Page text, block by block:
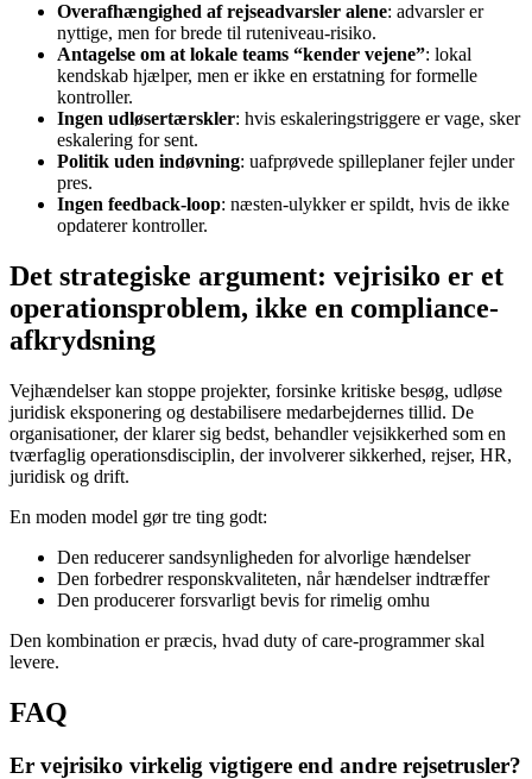
Overafhængighed af rejseadvarsler alene: advarsler er
nyttige, men for brede til ruteniveau-risiko.
Antagelse om at lokale teams “kender vejene”: lokal
kendskab hjælper, men er ikke en erstatning for formelle
kontroller.
Ingen udløsertærskler: hvis eskaleringstriggere er vage, sker
eskalering for sent.
Politik uden indøvning: uafprøvede spilleplaner fejler under
pres.
Ingen feedback-loop: næsten-ulykker er spildt, hvis de ikke
opdaterer kontroller.
Det strategiske argument: vejrisiko er et
operationsproblem, ikke en compliance-
afkrydsning
Vejhændelser kan stoppe projekter, forsinke kritiske besøg, udløse
juridisk eksponering og destabilisere medarbejdernes tillid. De
organisationer, der klarer sig bedst, behandler vejsikkerhed som en
tværfaglig operationsdisciplin, der involverer sikkerhed, rejser, HR,
juridisk og drift.
En moden model gør tre ting godt:
Den reducerer sandsynligheden for alvorlige hændelser
Den forbedrer responskvaliteten, når hændelser indtræffer
Den producerer forsvarligt bevis for rimelig omhu
Den kombination er præcis, hvad duty of care-programmer skal
levere.
FAQ
Er vejrisiko virkelig vigtigere end andre rejsetrusler?